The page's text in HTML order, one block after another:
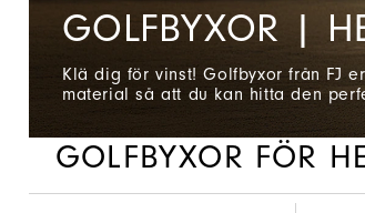
GOLFBYXOR |
Klä dig för vinst! Golfbyxor från FJ
material så att du kan hitta den
GOLFBYXOR FÖR